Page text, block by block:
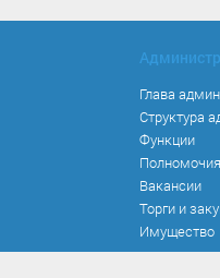
Глава
Структура
Функции
Полномочия
Вакансии
Торги и
Имущество